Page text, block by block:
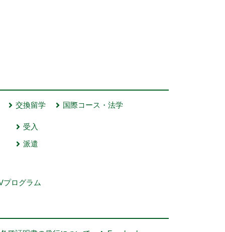
交換留学
受入
派遣
国際コース・法学
プログラム